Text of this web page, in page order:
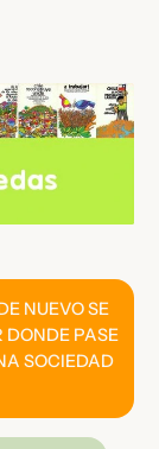
NUEVO SE
PASE
SOCIEDAD